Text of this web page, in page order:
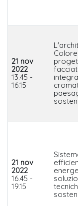
21 nov
2022
13.45 -
16.15
21 nov
2022
16.45 -
19.15